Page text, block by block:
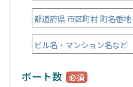
ボート数